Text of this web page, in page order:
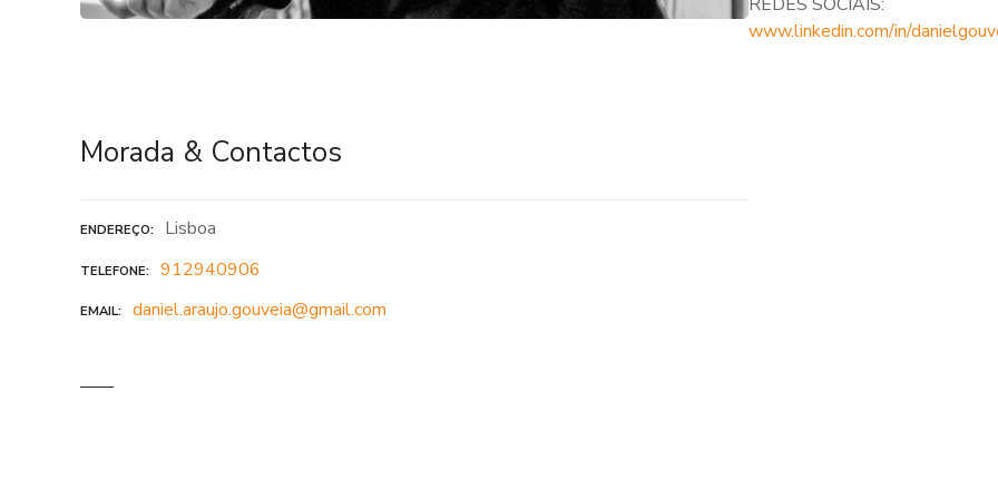
www.linkedin.com/in/
Morada & Contactos
ENDEREÇO Lisboa
TELEFONE 912940906
EMAIL daniel.araujo.gouveia@gmail.com